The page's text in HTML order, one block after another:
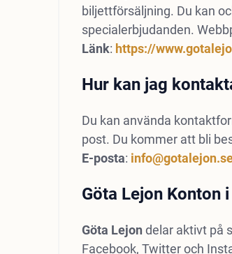
biljettförsäljning. Du kan
specialerbjudanden.
Länk: https://
Hur kan jag
Du kan använda
post. Du kommer att bli
E-posta:
Göta Lejon Konton
Göta Lejon delar aktivt på
Facebook, Twitter och